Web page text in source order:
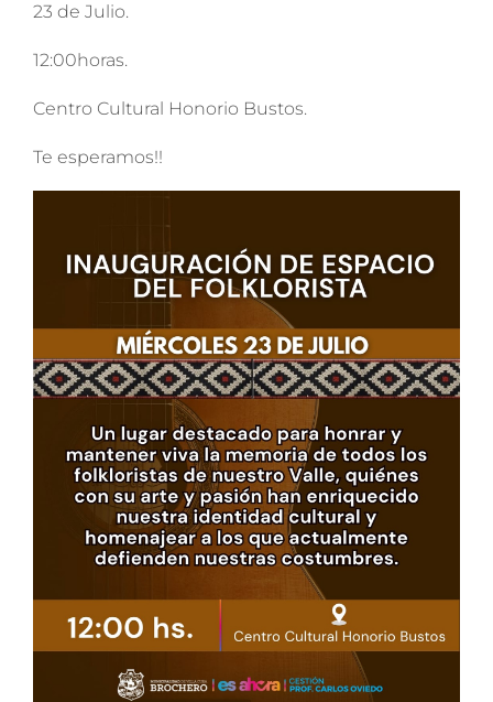
23 de Julio.
12:00horas.
Centro Cultural Honorio Bustos.
Te esperamos!!